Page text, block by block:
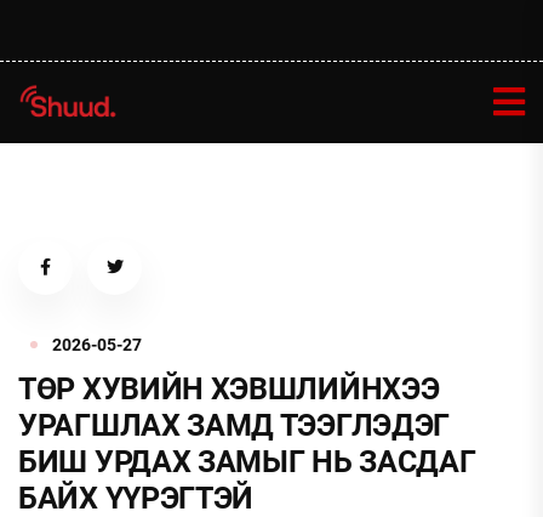
2026-05-27
ТӨР ХУВИЙН ХЭВШЛИЙНХЭЭ
УРАГШЛАХ ЗАМД ТЭЭГЛЭДЭГ
БИШ УРДАХ ЗАМЫГ НЬ ЗАСДАГ
БАЙХ ҮҮРЭГТЭЙ